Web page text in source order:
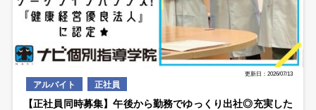
更新日：2026/07/13
アルバイト 正社員
【正社員同時募集】午後から勤務でゆっくり出社◎充実した